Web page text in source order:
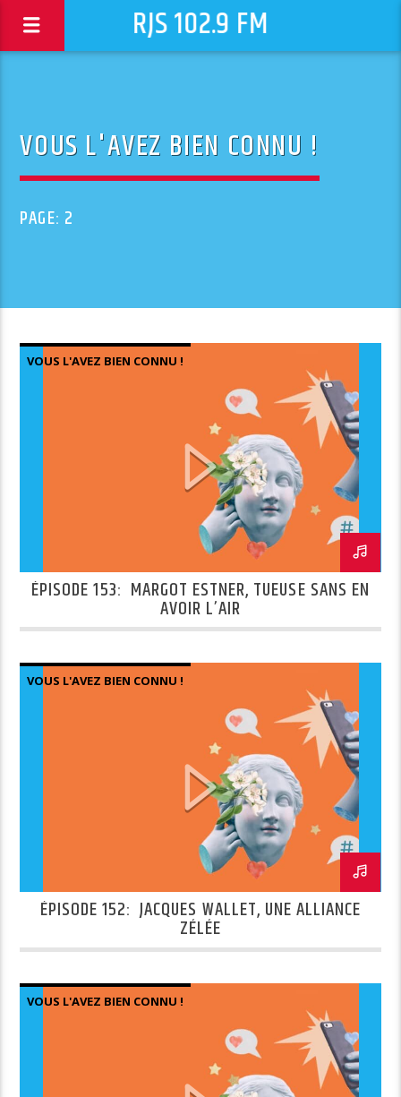
RJS 102.9 FM
VOUS L'AVEZ BIEN CONNU !
PAGE: 2
VOUS L'AVEZ BIEN CONNU !
ÉPISODE 153: MARGOT ESTNER, TUEUSE SANS EN
AVOIR L’AIR
VOUS L'AVEZ BIEN CONNU !
ÉPISODE 152: JACQUES WALLET, UNE ALLIANCE
ZÉLÉE
VOUS L'AVEZ BIEN CONNU !